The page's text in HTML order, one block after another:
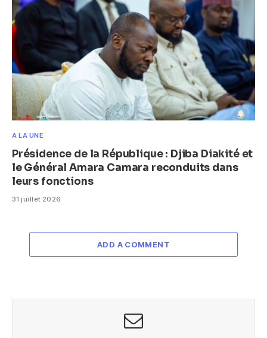
A LA UNE
Présidence de la République : Djiba Diakité et
le Général Amara Camara reconduits dans
leurs fonctions
31 juillet 2026
ADD A COMMENT